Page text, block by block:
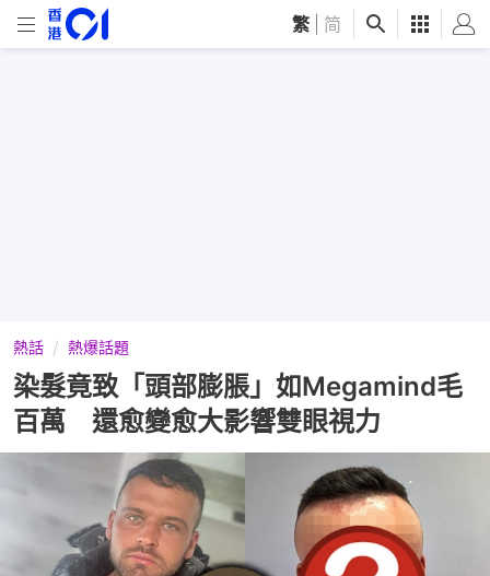
繁 简
熱話 熱爆話題
染髮竟致「頭部膨脹」如Megamind毛
百萬 還愈變愈大影響雙眼視力